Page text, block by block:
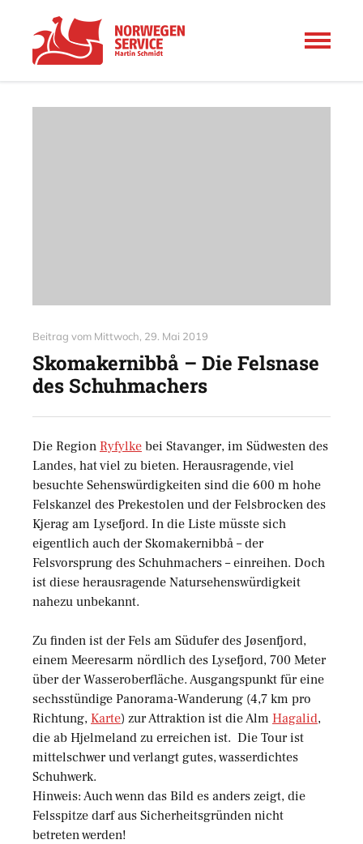
Beitrag vom Mittwoch, 29. Mai 2019
Skomakernibbå – Die Felsnase
des Schuhmachers
Die Region Ryfylke bei Stavanger, im Südwesten des
Landes, hat viel zu bieten. Herausragende, viel
besuchte Sehenswürdigkeiten sind die 600 m hohe
Felskanzel des Prekestolen und der Felsbrocken des
Kjerag am Lysefjord. In die Liste müsste sich
eigentlich auch der Skomakernibbå – der
Felsvorsprung des Schuhmachers – einreihen. Doch
ist diese herausragende Natursehenswürdigkeit
nahezu unbekannt.
Zu finden ist der Fels am Südufer des Jøsenfjord,
einem Meeresarm nördlich des Lysefjord, 700 Meter
über der Wasseroberfläche. Ausgangspunkt für eine
sechsstündige Panorama-Wanderung (4,7 km pro
Richtung, Karte) zur Attraktion ist die Alm Hagalid,
die ab Hjelmeland zu erreichen ist. Die Tour ist
mittelschwer und verlangt gutes, wasserdichtes
Schuhwerk.
Hinweis: Auch wenn das Bild es anders zeigt, die
Felsspitze darf aus Sicherheitsgründen nicht
betreten werden!